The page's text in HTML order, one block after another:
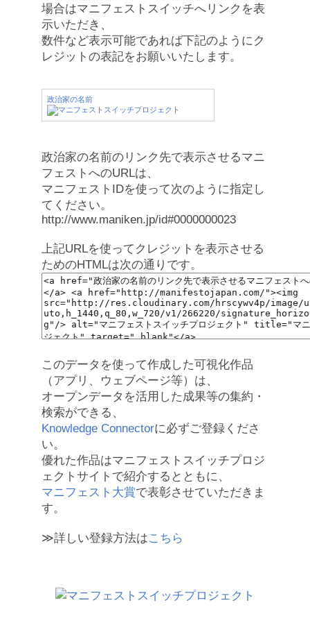
場合はマニフェストスイッチへリンクを表
示いただき、
数件など表示可能であれば下記のようにク
レジットの表記をお願いいたします。
政治家の名前
政治家の名前のリンク先で表示させるマニ
フェストへのURLは、
マニフェストIDを使って次のように指定し
てください。
http://www.maniken.jp/id#0000000023
上記URLを使ってクレジットを表示させる
ためのHTMLは次の通りです。
このデータを使って作成した可視化作品
（アプリ、ウェブページ等）は、
オープンデータを活用した成果等の集約・
検索ができる、
Knowledge Connectorに必ずご登録くださ
い。
優れた作品はマニフェストスイッチプロジ
ェクトサイトで紹介するとともに、
マニフェスト大賞で表彰させていただきま
す。
≫詳しい登録方法はこちら